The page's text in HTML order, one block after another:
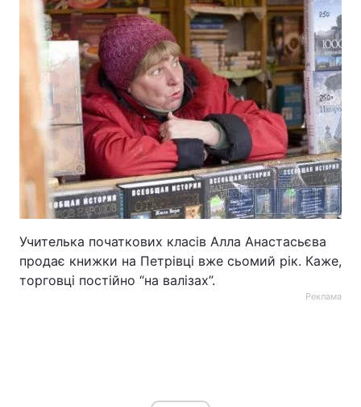
Учителька початкових класів Алла Анастасьєва
продає книжки на Петрівці вже сьомий рік. Каже,
торговці постійно “на валізах”.
Реклама